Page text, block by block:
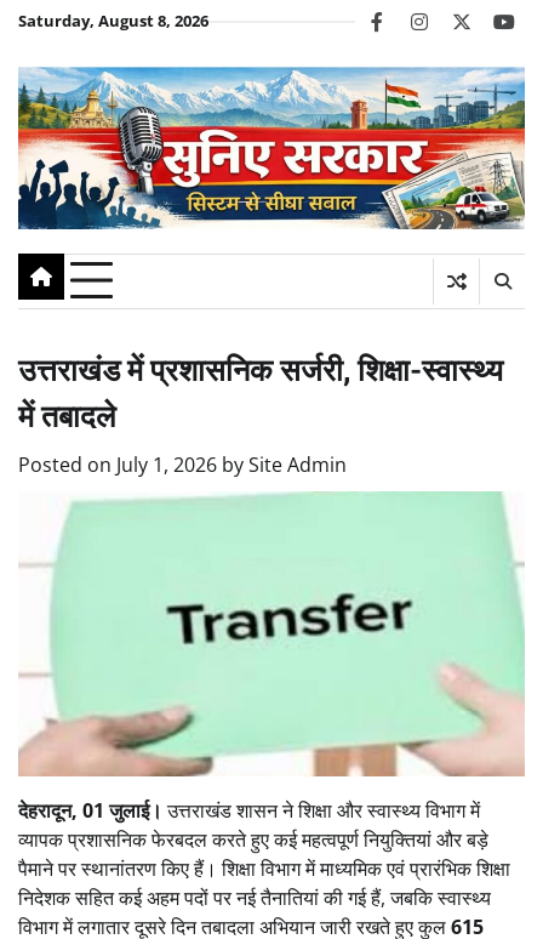
Skip
content
Saturday, August 8, 2026 facebookinstagram
twitter
उत्तराखंड में प्रशासनिक सर्जरी, शिक्षा-स्वास्थ्य
में तबादले
Posted on July 1, 2026 bySite Admin
देहरादून, 01 जुलाई। उत्तराखंड शासन ने शिक्षा और स्वास्थ्य विभाग में
व्यापक प्रशासनिक फेरबदल करते हुए कई महत्वपूर्ण नियुक्तियां और बड़े
पैमाने पर स्थानांतरण किए हैं। शिक्षा विभाग में माध्यमिक एवं प्रारंभिक शिक्षा
निदेशक सहित कई अहम पदों पर नई तैनातियां की गई हैं, जबकि स्वास्थ्य
विभाग में लगातार दूसरे दिन तबादला अभियान जारी रखते हुए कुल615